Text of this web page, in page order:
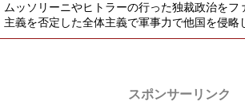
ムッソリーニやヒトラーの行った独裁政治をフ
主義を否定した全体主義で軍事力で他国を侵略